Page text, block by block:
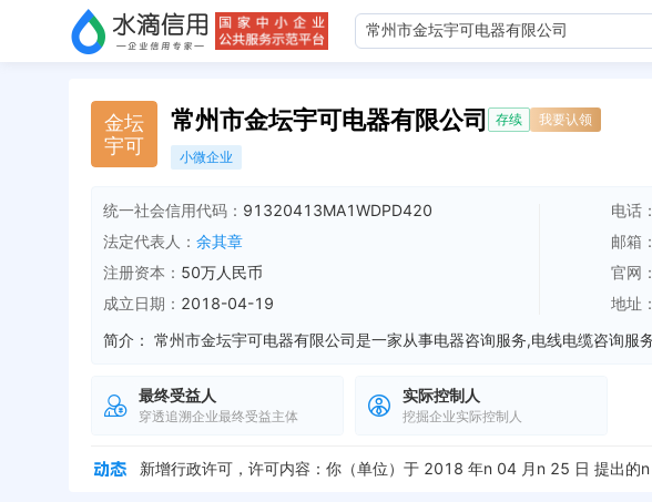
金坛
宇可
常州市金坛宇可电器有限公司 存续 我要认领
小微企业
统一社会信用代码： 91320413MA1WDPD420
法定代表人： 余其章
注册资本： 50万人民币
成立日期： 2018-04-19
电话：
邮箱：
官网：
地址：
简介：
最终受益人
穿透追溯企业最终受益主体
实际控制人
挖掘企业实际控制人